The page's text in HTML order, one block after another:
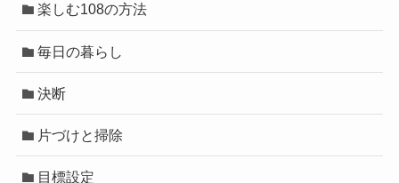
楽しむ108の方法
毎日の暮らし
決断
片づけと掃除
目標設定